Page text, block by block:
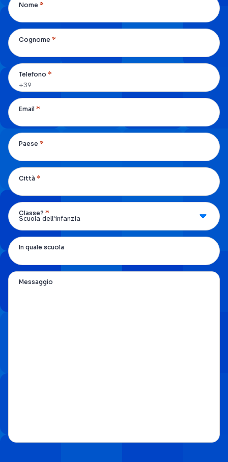
Nome *
Cognome *
Telefono *
Email *
Paese *
Città *
Classe? *
In quale scuola
Messaggio